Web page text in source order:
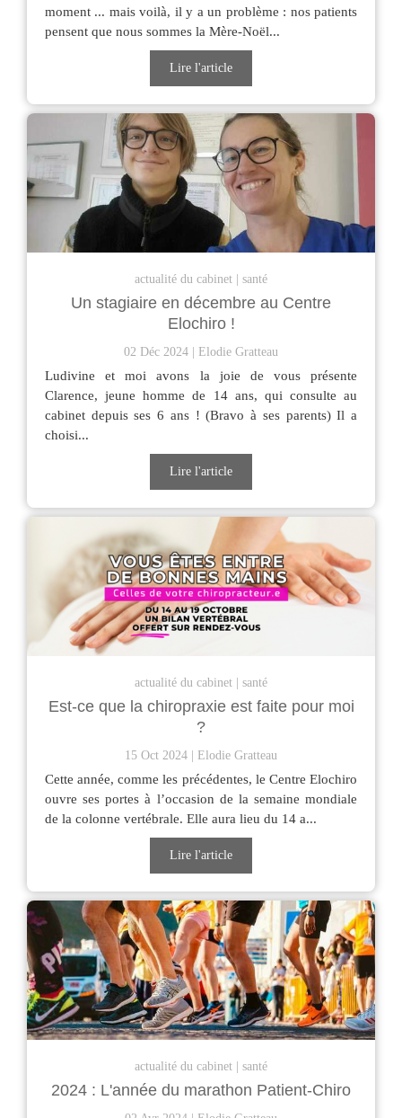
moment ... mais voilà, il y a un problème : nos patients
pensent que nous sommes la Mère-Noël...
Lire l'article
actualité du cabinet santé
Un stagiaire en décembre au Centre
Elochiro !
02 Déc 2024 Elodie Gratteau
Ludivine et moi avons la joie de vous présente
Clarence, jeune homme de 14 ans, qui consulte au
cabinet depuis ses 6 ans ! (Bravo à ses parents) Il a
choisi...
Lire l'article
actualité du cabinet santé
Est-ce que la chiropraxie est faite pour moi
?
15 Oct 2024 Elodie Gratteau
Cette année, comme les précédentes, le Centre Elochiro
ouvre ses portes à l’occasion de la semaine mondiale
de la colonne vertébrale. Elle aura lieu du 14 a...
Lire l'article
actualité du cabinet santé
2024 : L'année du marathon Patient-Chiro